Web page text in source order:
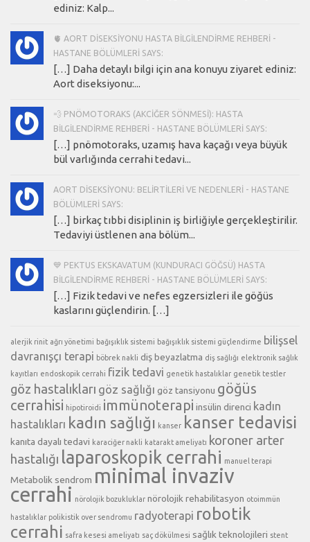
ediniz: Kalp...
🫀 AORT DISEKSIYONU HASTA BILGILENDIRME REHBERI -
HASTANE BÖLÜMLERI SAYS:
[…] Daha detaylı bilgi için ana konuyu ziyaret ediniz:
Aort diseksiyonu:...
💨 PNÖMOTORAKS (AKCIĞER SÖNMESI): HASTA
BILGILENDIRME REHBERI - HASTANE BÖLÜMLERI SAYS:
[…] pnömotoraks, uzamış hava kaçağı veya büyük
bül varlığında cerrahi tedavi...
AORT DISEKSIYONU: BELIRTILERI VE NEDENLERI - HASTANE
BÖLÜMLERI SAYS:
[…] birkaç tıbbi disiplinin iş birliğiyle gerçekleştirilir.
Tedaviyi üstlenen ana bölüm...
💙 PEKTUS EKSKAVATUM (KUNDURACI GÖĞSÜ) HASTA
BILGILENDIRME REHBERI - HASTANE BÖLÜMLERI SAYS:
[…] Fizik tedavi ve nefes egzersizleri ile göğüs
kaslarını güçlendirin. […]
alerjik rinit ağrı yönetimi bağışıklık sistemi bağışıklık sistemi güçlendirme bilişsel
davranışçı terapi böbrek nakli diş beyazlatma diş sağlığı elektronik sağlık
kayıtları endoskopik cerrahi fizik tedavi genetik hastalıklar genetik testler
göz hastalıkları göz sağlığı göz tansiyonu göğüs
cerrahisi hipotiroidi immünoterapi insülin direnci kadın
hastalıkları kadın sağlığı kanser kanser tedavisi
kanıta dayalı tedavi karaciğer nakli katarakt ameliyatı koroner arter
hastalığı laparoskopik cerrahi manuel terapi
Metabolik sendrom minimal invaziv
cerrahi nörolojik bozukluklar nörolojik rehabilitasyon otoimmün
hastalıklar polikistik over sendromu radyoterapi robotik
cerrahi safra kesesi ameliyatı saç dökülmesi sağlık teknolojileri stent